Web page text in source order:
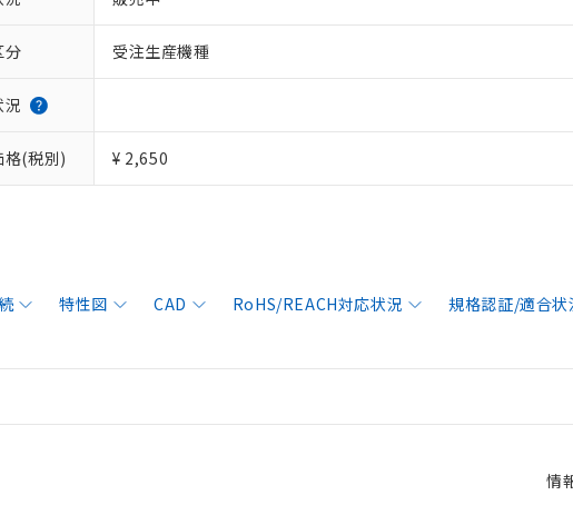
分 受注生産機種
況
格(税別) ¥ 2,650
特性図 CAD RoHS/REACH対応状況 規格認証/適合状
情